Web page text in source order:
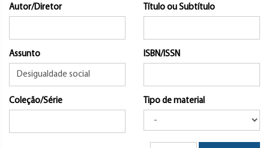
Autor/Diretor Título ou Subtítulo
Assunto ISBN/ISSN
Coleção/Série Tipo de material